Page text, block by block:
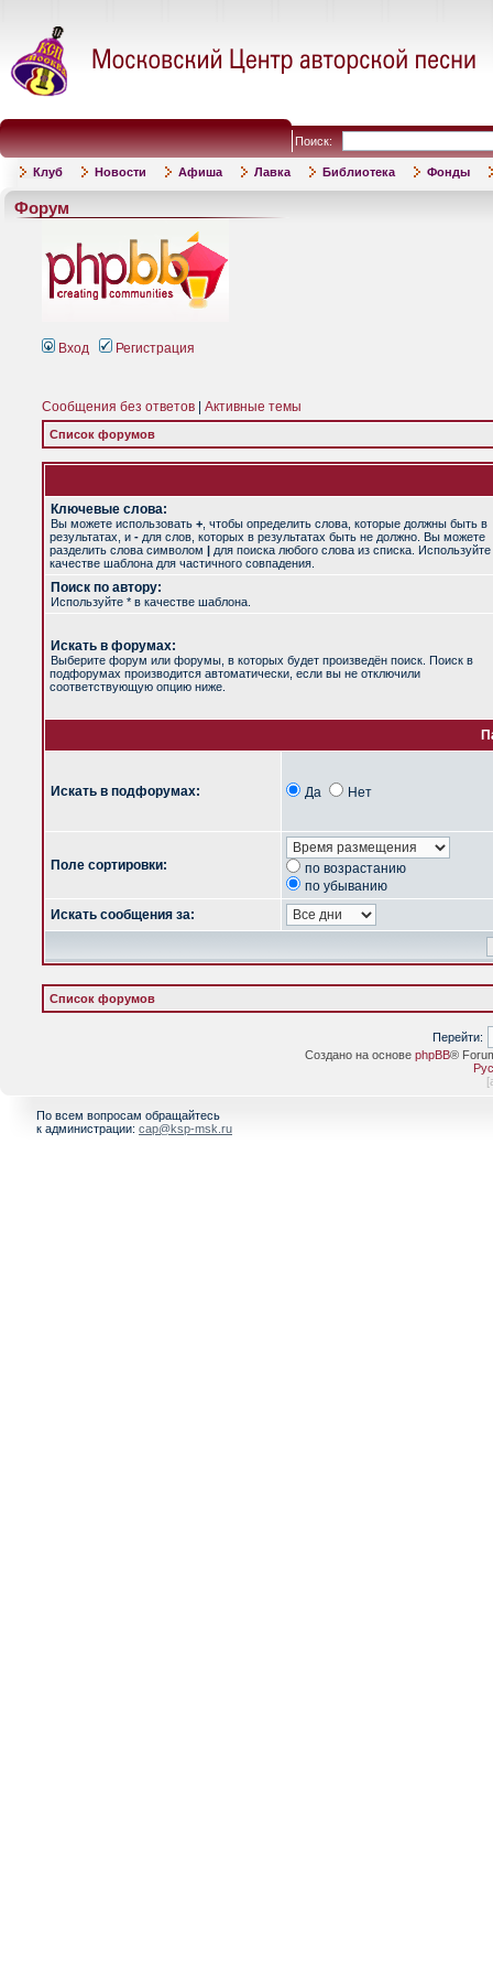
Поиск:
Клуб Новости Афиша Лавка Библиотека Фонды
Форум
Вход Регистрация
Сообщения без ответов Активные темы
Список форумов
Ключевые слова:
Вы можете использовать + , чтобы определить слова, которые должны быть в
результатах, и - для слов, которых в результатах быть не должно. Вы можете
разделить слова символом | для поиска любого слова из списка. Используйте
качестве шаблона для частичного совпадения.
Поиск по автору:
Используйте * в качестве шаблона.
Искать в форумах:
Выберите форум или форумы, в которых будет произведён поиск. Поиск в
подфорумах производится автоматически, если вы не отключили
соответствующую опцию ниже.
Искать в подфорумах: Да Нет
Поле сортировки:
по возрастанию
по убыванию
Искать сообщения за:
Список форумов
Перейти:
Создано на основе phpBB®
[
По всем вопросам обращайтесь
к администрации: cap@ksp-msk.ru